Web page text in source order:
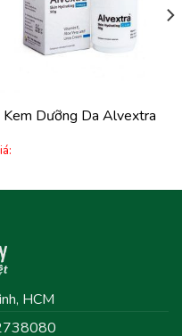
thích
Kem Dưỡng Da Alvextra
HCM